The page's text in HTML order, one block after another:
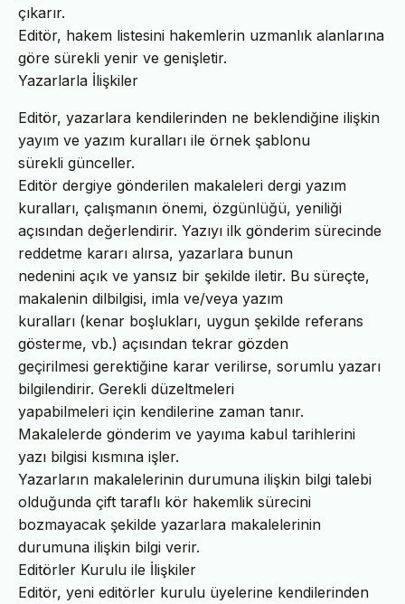
çıkarır.
Editör, hakem listesini hakemlerin uzmanlık alanlarına
göre sürekli yenir ve genişletir.
Yazarlarla İlişkiler
Editör, yazarlara kendilerinden ne beklendiğine ilişkin
yayım ve yazım kuralları ile örnek şablonu
sürekli günceller.
Editör dergiye gönderilen makaleleri dergi yazım
kuralları, çalışmanın önemi, özgünlüğü, yeniliği
açısından değerlendirir. Yazıyı ilk gönderim sürecinde
reddetme kararı alırsa, yazarlara bunun
nedenini açık ve yansız bir şekilde iletir. Bu süreçte,
makalenin dilbilgisi, imla ve/veya yazım
kuralları (kenar boşlukları, uygun şekilde referans
gösterme, vb.) açısından tekrar gözden
geçirilmesi gerektiğine karar verilirse, sorumlu yazarı
bilgilendirir. Gerekli düzeltmeleri
yapabilmeleri için kendilerine zaman tanır.
Makalelerde gönderim ve yayıma kabul tarihlerini
yazı bilgisi kısmına işler.
Yazarların makalelerinin durumuna ilişkin bilgi talebi
olduğunda çift taraflı kör hakemlik sürecini
bozmayacak şekilde yazarlara makalelerinin
durumuna ilişkin bilgi verir.
Editörler Kurulu ile İlişkiler
Editör, yeni editörler kurulu üyelerine kendilerinden